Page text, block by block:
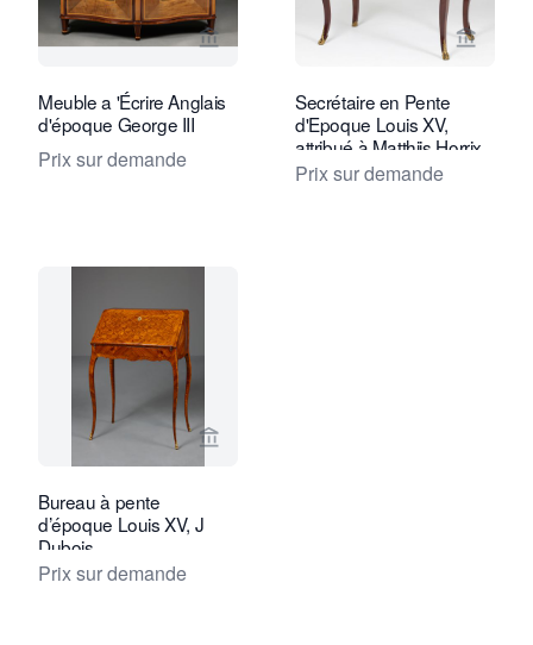
Voir la page vendeur de Kollenburg
Meuble a 'Écrire Anglais
d'époque George III
Prix sur demande
Voir la
Secrétaire en Pente
d'Epoque Louis XV,
attribué à Matthijs Horrix
Prix sur demande
Voir la page vendeur de Kollenburg
Bureau à pente
d’époque Louis XV, J
Dubois
Prix sur demande